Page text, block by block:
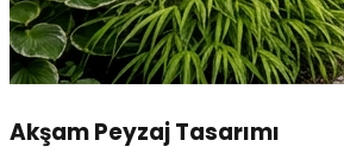
Akşam Peyzaj Tasarımı